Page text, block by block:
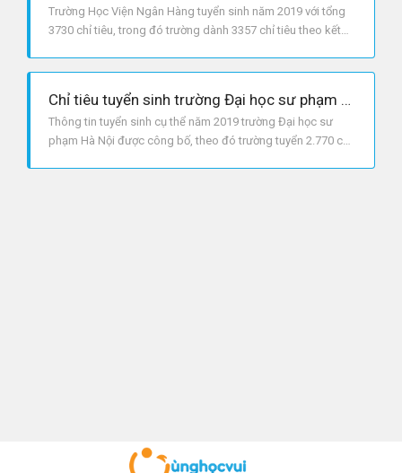
Trường Học Viện Ngân Hàng tuyển sinh năm 2019 với tổng
3730 chỉ tiêu, trong đó trường dành 3357 chỉ tiêu theo kết
Chỉ tiêu tuyển sinh trường Đại học sư phạm Hà Nội năm 2019
Thông tin tuyển sinh cụ thể năm 2019 trường Đại học sư
phạm Hà Nội được công bố, theo đó trường tuyển 2.770 chỉ